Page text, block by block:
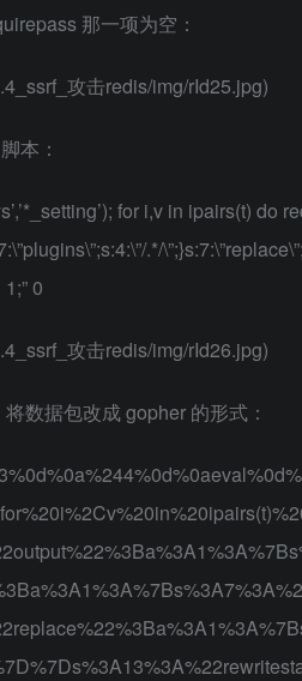
那一项为空：
攻击redis/img/rId25.jpg)
本：
for i,v in ipairs(t) do
.*/
0
攻击redis/img/rId26.jpg)
数据包改成 gopher 的形式：